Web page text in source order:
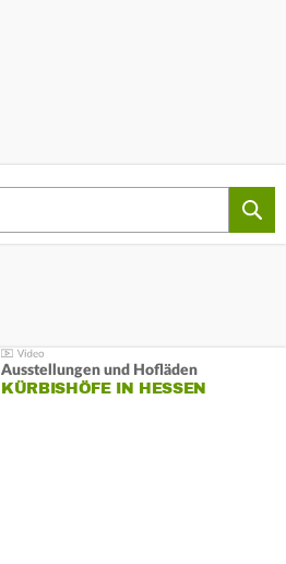
Ausstellungen und Hofläden
KÜRBISHÖFE IN HESSEN